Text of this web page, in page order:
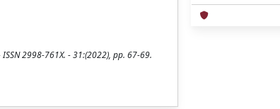
ISSN 2998-761X. - 31:(2022), pp. 67-69.